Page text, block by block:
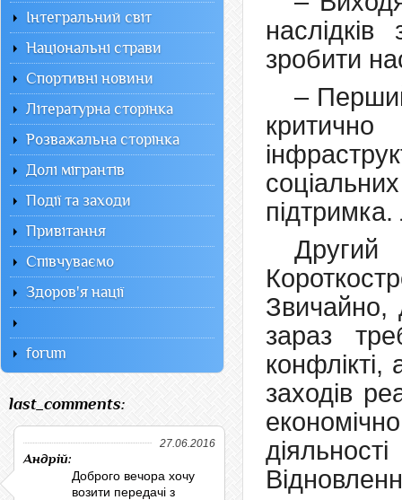
зробити
–
підтримка.
Другий
Звичайно,
зараз
заходів
Інтегральний світ
Національні страви
Спортивні новини
Літературна сторінка
Розважальна сторінка
Долі мігрантів
Події та заходи
Привітання
Співчуваємо
Здоров'я нації
forum
last_comments:
27.06.2016
Андрій:
Доброго вечора хочу
возити передачі з